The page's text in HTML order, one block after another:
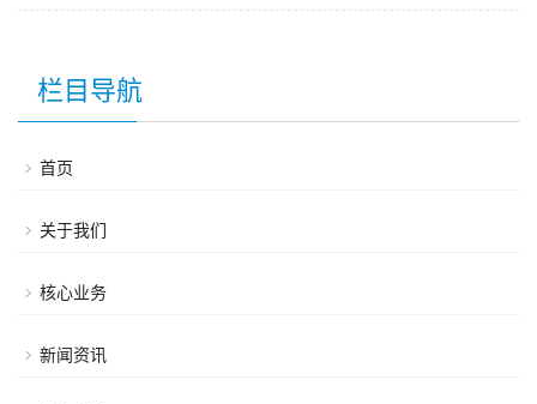
栏目导航
首页
关于我们
核心业务
新闻资讯